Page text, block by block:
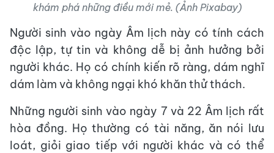
khám phá những điều mới mẻ. (Ảnh Pixabay)
Người sinh vào ngày Âm lịch này có tính cách
độc lập, tự tin và không dễ bị ảnh hưởng bởi
người khác. Họ có chính kiến rõ ràng, dám nghĩ
dám làm và không ngại khó khăn thử thách.
Những người sinh vào ngày 7 và 22 Âm lịch rất
hòa đồng. Họ thường có tài năng, ăn nói lưu
loát, giỏi giao tiếp với người khác và có thể